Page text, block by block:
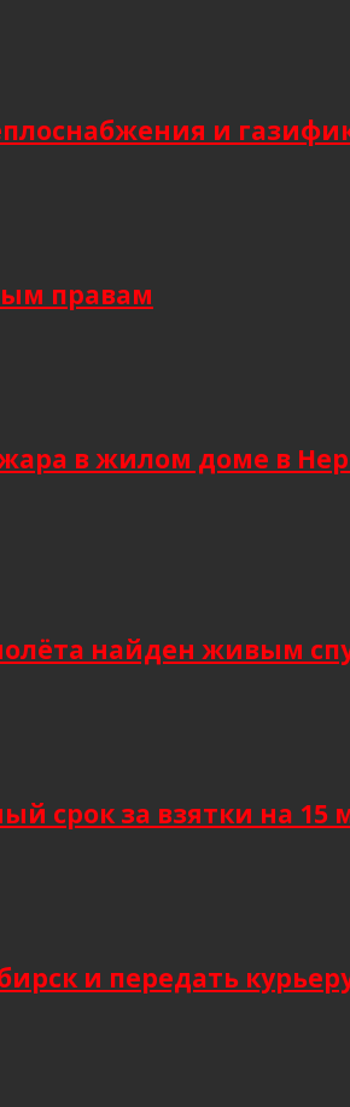
и
правам
в жилом доме в
найден живым
срок за взятки на 15
и передать